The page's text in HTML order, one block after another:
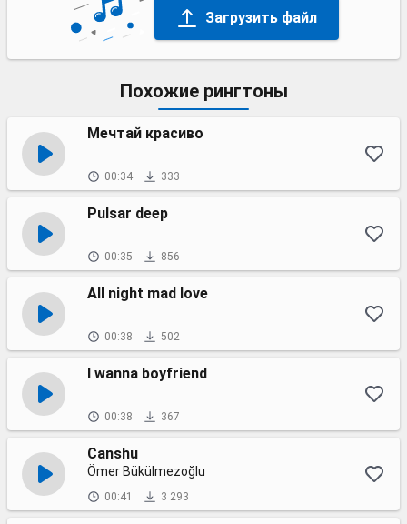
Загрузить файл
Похожие рингтоны
Мечтай красиво
00:34 333
Pulsar deep
00:35 856
All night mad love
00:38 502
I wanna boyfriend
00:38 367
Canshu
Ömer Bükülmezoğlu
00:41 3 293